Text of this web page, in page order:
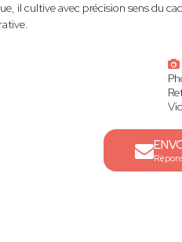
il cultive avec précision sens du